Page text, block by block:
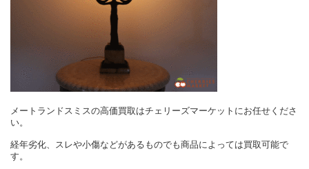
メートランドスミスの高価買取はチェリーズマーケットにお任せくださ
い。
経年劣化、スレや小傷などがあるものでも商品によっては買取可能で
す。